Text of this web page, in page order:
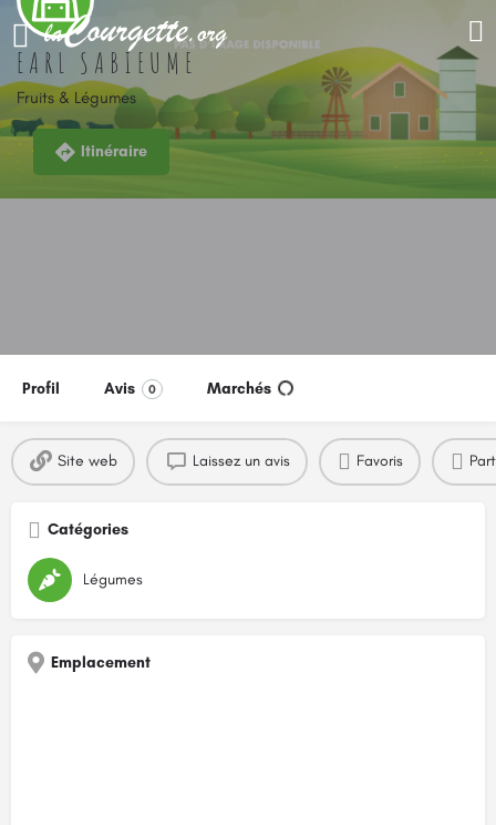
EARL SABIEUME
Fruits & Légumes
Itinéraire
Profil Avis 0 Marchés
Site web Laissez un avis Favoris
Catégories
Légumes
Emplacement